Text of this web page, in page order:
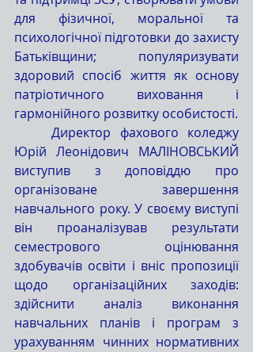
для фізичної, моральної та
психологічної підготовки до захисту
Батьківщини; популяризувати
здоровий спосіб життя як основу
патріотичного виховання і
гармонійного розвитку особистості.
	Директор фахового коледжу
Юрій Леонідович МАЛІНОВСЬКИЙ
виступив з доповіддю про
організоване завершення
навчального року. У своєму виступі
він проаналізував результати
семестрового оцінювання
здобувачів освіти і вніс пропозиції
щодо організаційних заходів:
здійснити аналіз виконання
навчальних планів і програм з
урахуванням чинних нормативних